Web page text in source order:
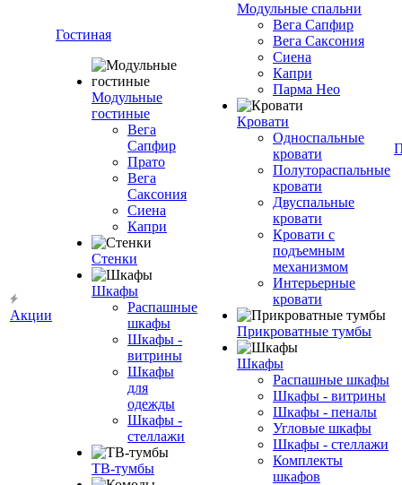
Акции
Гостиная
Модульные
гостиные
Вега
Сапфир
Прато
Вега
Саксония
Сиена
Капри
Стенки
Шкафы
Распашные
шкафы
Шкафы -
витрины
Шкафы
для
одежды
Шкафы -
стеллажи
ТВ-тумбы
Модульные спальни
Вега Сапфир
Вега Саксония
Сиена
Капри
Парма Нео
Кровати
Односпальные
кровати
Полутораспальные
кровати
Двуспальные
кровати
Кровати с
подъемным
механизмом
Интерьерные
кровати
Прикроватные тумбы
Шкафы
Распашные шкафы
Шкафы - витрины
Шкафы - пеналы
Угловые шкафы
Шкафы - стеллажи
Комплекты
шкафов